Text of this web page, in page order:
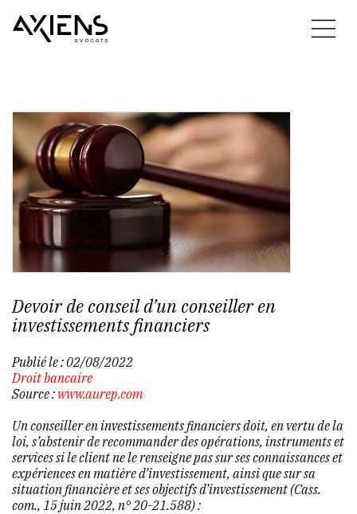
Devoir de conseil d’un conseiller en
investissements financiers
Publié le :02/08/2022
Droit bancaire
Source : www.aurep.com
Un conseiller en investissements financiers doit, en vertu de la
loi, s’abstenir de recommander des opérations, instruments et
services si le client ne le renseigne pas sur ses connaissances et
expériences en matière d’investissement, ainsi que sur sa
situation financière et ses objectifs d’investissement (Cass.
com., 15 juin 2022, n° 20-21.588) :